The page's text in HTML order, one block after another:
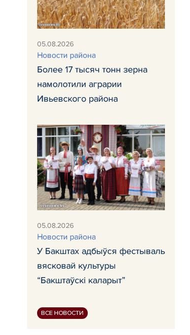
05.08.2026
Новости района
Более 17 тысяч тонн зерна
намолотили аграрии
Ивьевского района
05.08.2026
Новости района
У Бакштах адбыўся фестываль
вясковай культуры
“Бакштаўскі каларыт”
ВСЕ НОВОСТИ